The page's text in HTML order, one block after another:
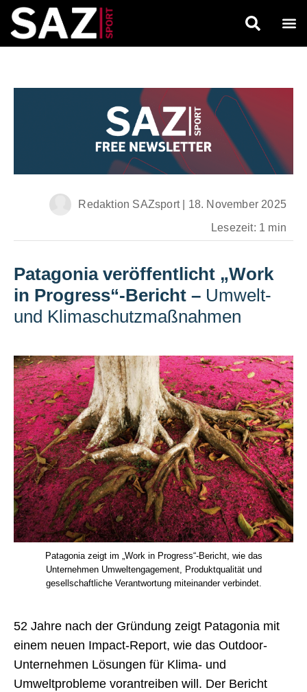
Redaktion SAZsport
18. November 2025
Lesezeit: 1 min
Patagonia veröffentlicht „Work
in Progress“-Bericht – Umwelt-
und Klimaschutzmaßnahmen
Patagonia zeigt im „Work in Progress“-Bericht, wie das
Unternehmen Umweltengagement, Produktqualität und
gesellschaftliche Verantwortung miteinander verbindet.
52 Jahre nach der Gründung zeigt Patagonia mit
einem neuen Impact-Report, wie das Outdoor-
Unternehmen Lösungen für Klima- und
Umweltprobleme vorantreiben will. Der Bericht